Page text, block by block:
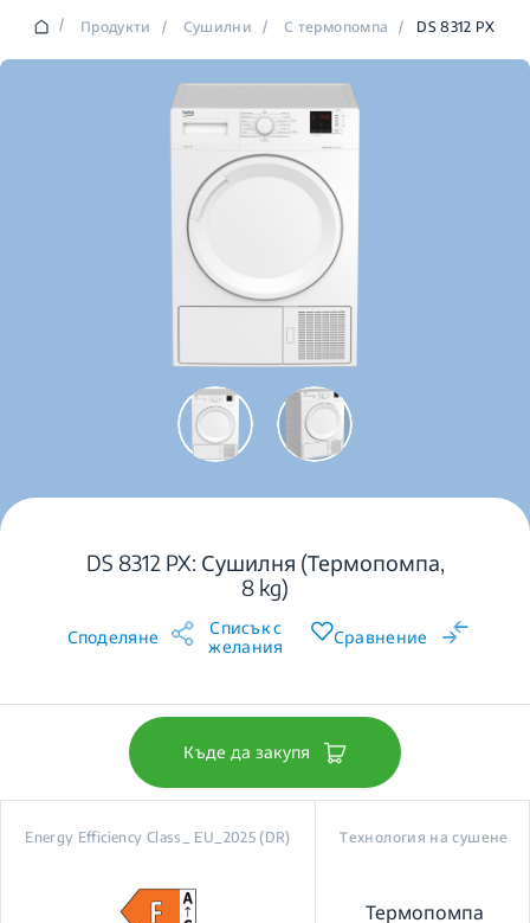
/ Продукти / Сушилни / С термопомпа / DS 8312 PX
DS 8312 PX: Сушилня (Термопомпа,
8 kg)
Споделяне
Списък с
желания
Сравнение
Къде да закупя
Energy Efficiency Class_ EU_2025 (DR) Технология на сушене
Термопомпа